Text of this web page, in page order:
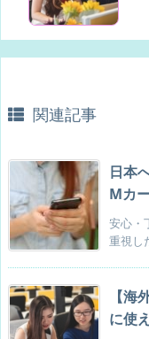
関連記事
日本
Mカ
安心・
重視し
【
に使